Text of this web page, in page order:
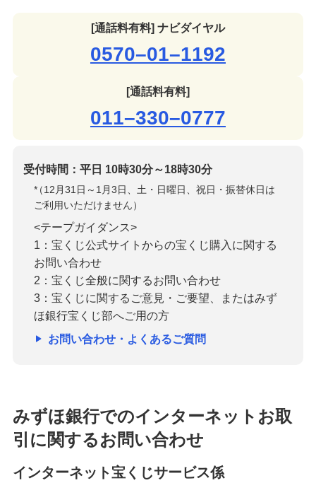
[通話料有料] ナビダイヤル
0570–01–1192
[通話料有料]
011–330–0777
受付時間：平日 10時30分～18時30分
*
（12月31日～1月3日、土・日曜日、祝日・振替休日は
ご利用いただけません）
<テープガイダンス>
1：宝くじ公式サイトからの宝くじ購入に関する
お問い合わせ
2：宝くじ全般に関するお問い合わせ
3：宝くじに関するご意見・ご要望、またはみず
ほ銀行宝くじ部へご用の方
お問い合わせ・よくあるご質問
みずほ銀行でのインターネットお取
引に関するお問い合わせ
インターネット宝くじサービス係